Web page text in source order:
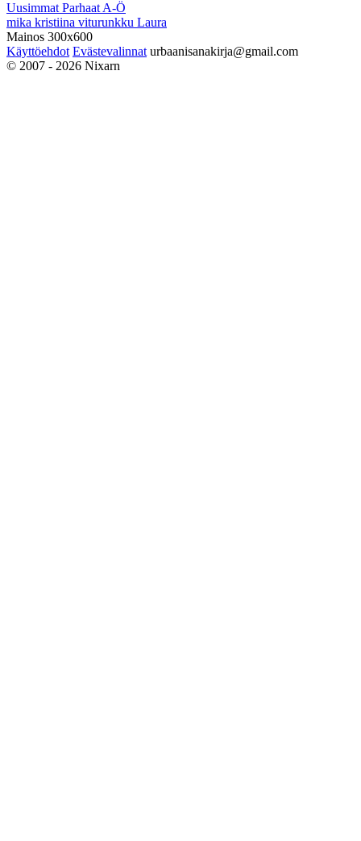
Uusimmat Parhaat A-Ö
mika kristiina viturunkku Laura
Mainos 300x600
Käyttöehdot Evästevalinnat urbaanisanakirja@gmail.com
© 2007 - 2026 Nixarn